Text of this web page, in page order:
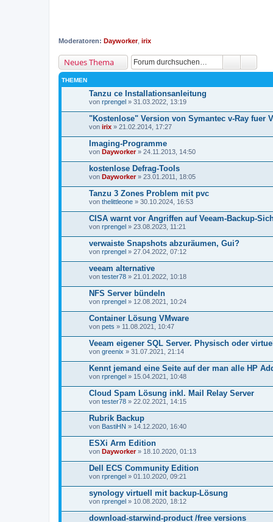
Moderatoren: Dayworker, irix
Neues Thema
THEMEN
Tanzu ce Installationsanleitung
von rprengel » 31.03.2022, 13:19
"Kostenlose" Version von Symantec v-Ray fuer
von irix » 21.02.2014, 17:27
Imaging-Programme
von Dayworker» 24.11.2013, 14:50
kostenlose Defrag-Tools
von Dayworker» 23.01.2011, 18:05
Tanzu 3 Zones Problem mit pvc
von thelittleone » 30.10.2024, 16:53
CISA warnt vor Angriffen auf Veeam-Backup-
von rprengel » 23.08.2023, 11:21
verwaiste Snapshots abzuräumen, Gui?
von rprengel » 27.04.2022, 07:12
veeam alternative
von tester78 » 21.01.2022, 10:18
NFS Server bündeln
von rprengel » 12.08.2021, 10:24
Container Lösung VMware
von pets » 11.08.2021, 10:47
Veeam eigener SQL Server. Physisch oder
von greenix » 31.07.2021, 21:14
Kennt jemand eine Seite auf der man alle HP
von rprengel » 15.04.2021, 10:48
Cloud Spam Lösung inkl. Mail Relay Server
von tester78 » 22.02.2021, 14:15
Rubrik Backup
von BastiHN » 14.12.2020, 16:40
ESXi Arm Edition
von Dayworker» 18.10.2020, 01:13
Dell ECS Community Edition
von rprengel » 01.10.2020, 09:21
synology virtuell mit backup-Lösung
von rprengel » 10.08.2020, 18:12
download-starwind-product /free versions